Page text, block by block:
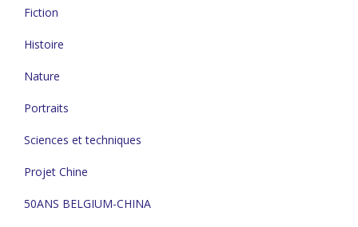
Fiction
Histoire
Nature
Portraits
Sciences et techniques
Projet Chine
50ANS BELGIUM-CHINA